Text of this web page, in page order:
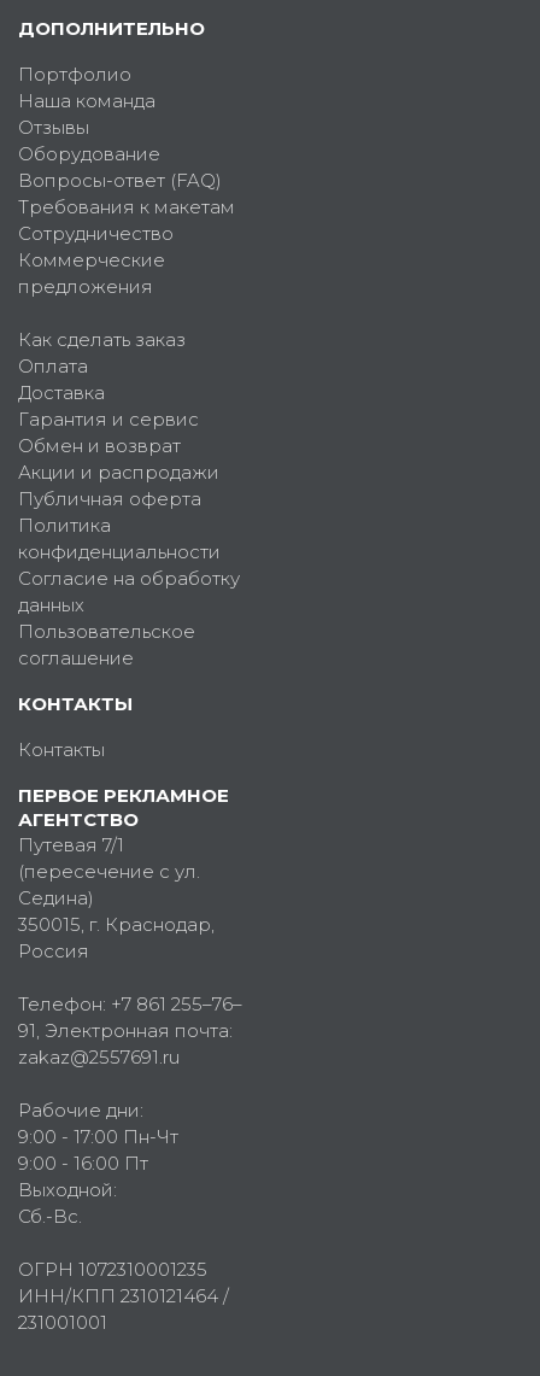
ДОПОЛНИТЕЛЬНО
Портфолио
Наша команда
Отзывы
Оборудование
Вопросы-ответ (FAQ)
Требования к макетам
Сотрудничество
Коммерческие
предложения
Как сделать заказ
Оплата
Доставка
Гарантия и сервис
Обмен и возврат
Акции и распродажи
Публичная оферта
Политика
конфиденциальности
Согласие на обработку
данных
Пользовательское
соглашение
КОНТАКТЫ
Контакты
ПЕРВОЕ РЕКЛАМНОЕ
АГЕНТСТВО
Путевая 7/1
(пересечение с ул.
Седина)
350015, г. Краснодар,
Россия
Телефон: +7 861 255–76–
91, Электронная почта:
zakaz@2557691.ru
Рабочие дни:
9:00 - 17:00 Пн-Чт
9:00 - 16:00 Пт
Выходной:
Сб.-Вс.
ОГРН 1072310001235
ИНН/КПП 2310121464 /
231001001